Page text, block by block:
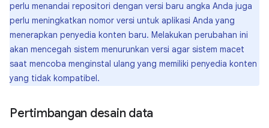
perlu menandai repositori dengan versi baru angka Anda juga
perlu meningkatkan nomor versi untuk aplikasi Anda yang
menerapkan penyedia konten baru. Melakukan perubahan ini
akan mencegah sistem menurunkan versi agar sistem macet
saat mencoba menginstal ulang yang memiliki penyedia konten
yang tidak kompatibel.
Pertimbangan desain data